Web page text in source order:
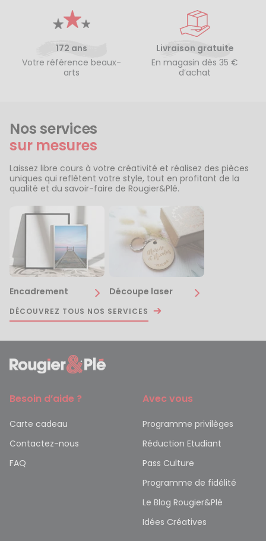
172 ans
Votre référence beaux-
arts
Livraison gratuite
En magasin dès 35 €
d’achat
Nos services
sur mesures
Laissez libre cours à votre créativité et réalisez des pièces
uniques qui reflètent votre style, tout en profitant de la
qualité et du savoir-faire de Rougier&Plé.
Encadrement Découpe laser
DÉCOUVREZ TOUS NOS SERVICES
Besoin d’aide ?
Carte cadeau
Contactez-nous
FAQ
Avec vous
Programme privilèges
Réduction Etudiant
Pass Culture
Programme de fidélité
Le Blog Rougier&Plé
Idées Créatives